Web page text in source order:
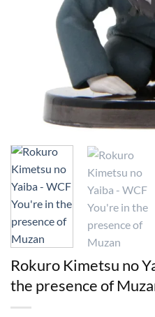
Rokuro Kimetsu no
the presence of